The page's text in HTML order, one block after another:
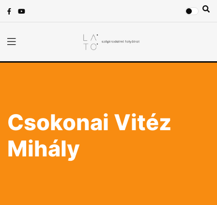
Csokonai Vitéz
Mihály